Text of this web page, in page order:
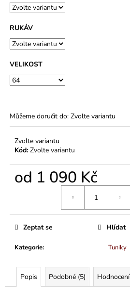
RUKÁV
VELIKOST
Můžeme doručit do: Zvolte variantu
Zvolte variantu
Kód: Zvolte variantu
od 1 090 Kč
Kategorie: Tuniky
Zeptat se Hlídat
Popis Podobné (5) Hodnocení
1
Kč